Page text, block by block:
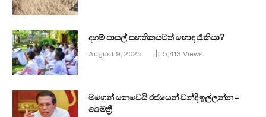
දහම් පාසල් සහතිකයටත් හොඳ රැකියා?
August 9, 2025 5,413 Views
මගෙන් නෙවෙයි රජයෙන් වන්දි ඉල්ලන්න –
මෛත්‍රී